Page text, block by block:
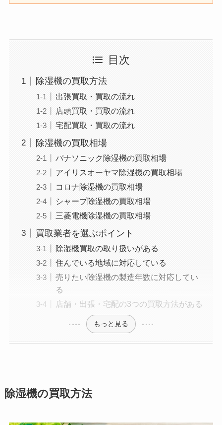
目次
除湿機の買取方法
出張買取・買取の流れ
店頭買取・買取の流れ
宅配買取・買取の流れ
除湿機の買取相場
パナソニック除湿機の買取相場
アイリスオーヤマ除湿機の買取相場
コロナ除湿機の買取相場
シャープ除湿機の買取相場
三菱電機除湿機の買取相場
買取業者を選ぶポイント
除湿機買取の取り扱いがある
住んでいる地域に対応している
売りたい除湿機の製造年数に対応してい
る
店舗・出張・宅配の3つの買取方法がある
もっと見る
除湿機の買取方法